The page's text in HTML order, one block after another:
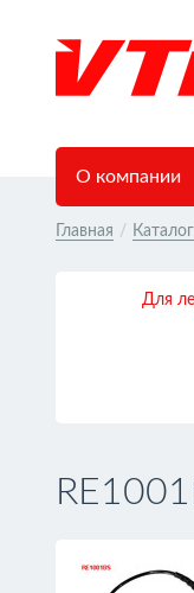
О компании
Главная /
Для